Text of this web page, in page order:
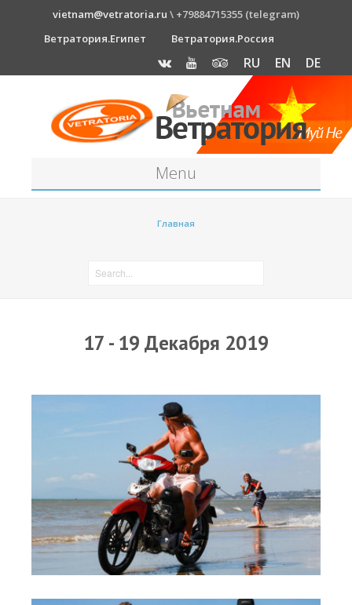
vietnam@vetratoria.ru \ +79884715355 (telegram)
Ветратория.Египет
Ветратория.Россия
RU EN DE
Menu
RRD Russian Cup
Новости
Медиа
Фото
Видео
Места катания
Наши станции
Ветратория.Дахаб
Главная
17 - 19 Декабря 2019